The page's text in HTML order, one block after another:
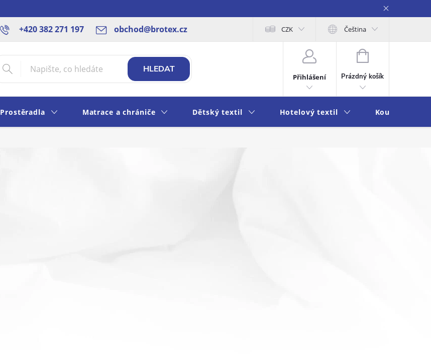
+420 382 271 197 obchod@brotex.cz
Blog Rady a tipy Obchodní podmínky Ochrana osobních údajů Moje objednávka
CZK Čeština
HLEDAT
Přihlášení
NÁKUPNÍ
KOŠÍK
Prázdný košík
Prostěradla Matrace a chrániče Dětský textil Hotelový textil Koupelna a